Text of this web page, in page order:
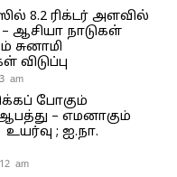
8.2 ரிக்டர் அளவில்
– ஆசியா நாடுகள்
சுனாமி
விடுப்பு
am
போகும்
– எமனாகும்
; ஐ.நா.
am